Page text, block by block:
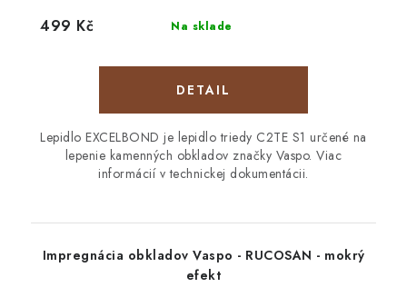
Na sklade
499 Kč
DETAIL
Lepidlo EXCELBOND je lepidlo triedy C2TE S1 určené na
lepenie kamenných obkladov značky Vaspo. Viac
informácií v technickej dokumentácii.
Impregnácia obkladov Vaspo - RUCOSAN - mokrý
efekt